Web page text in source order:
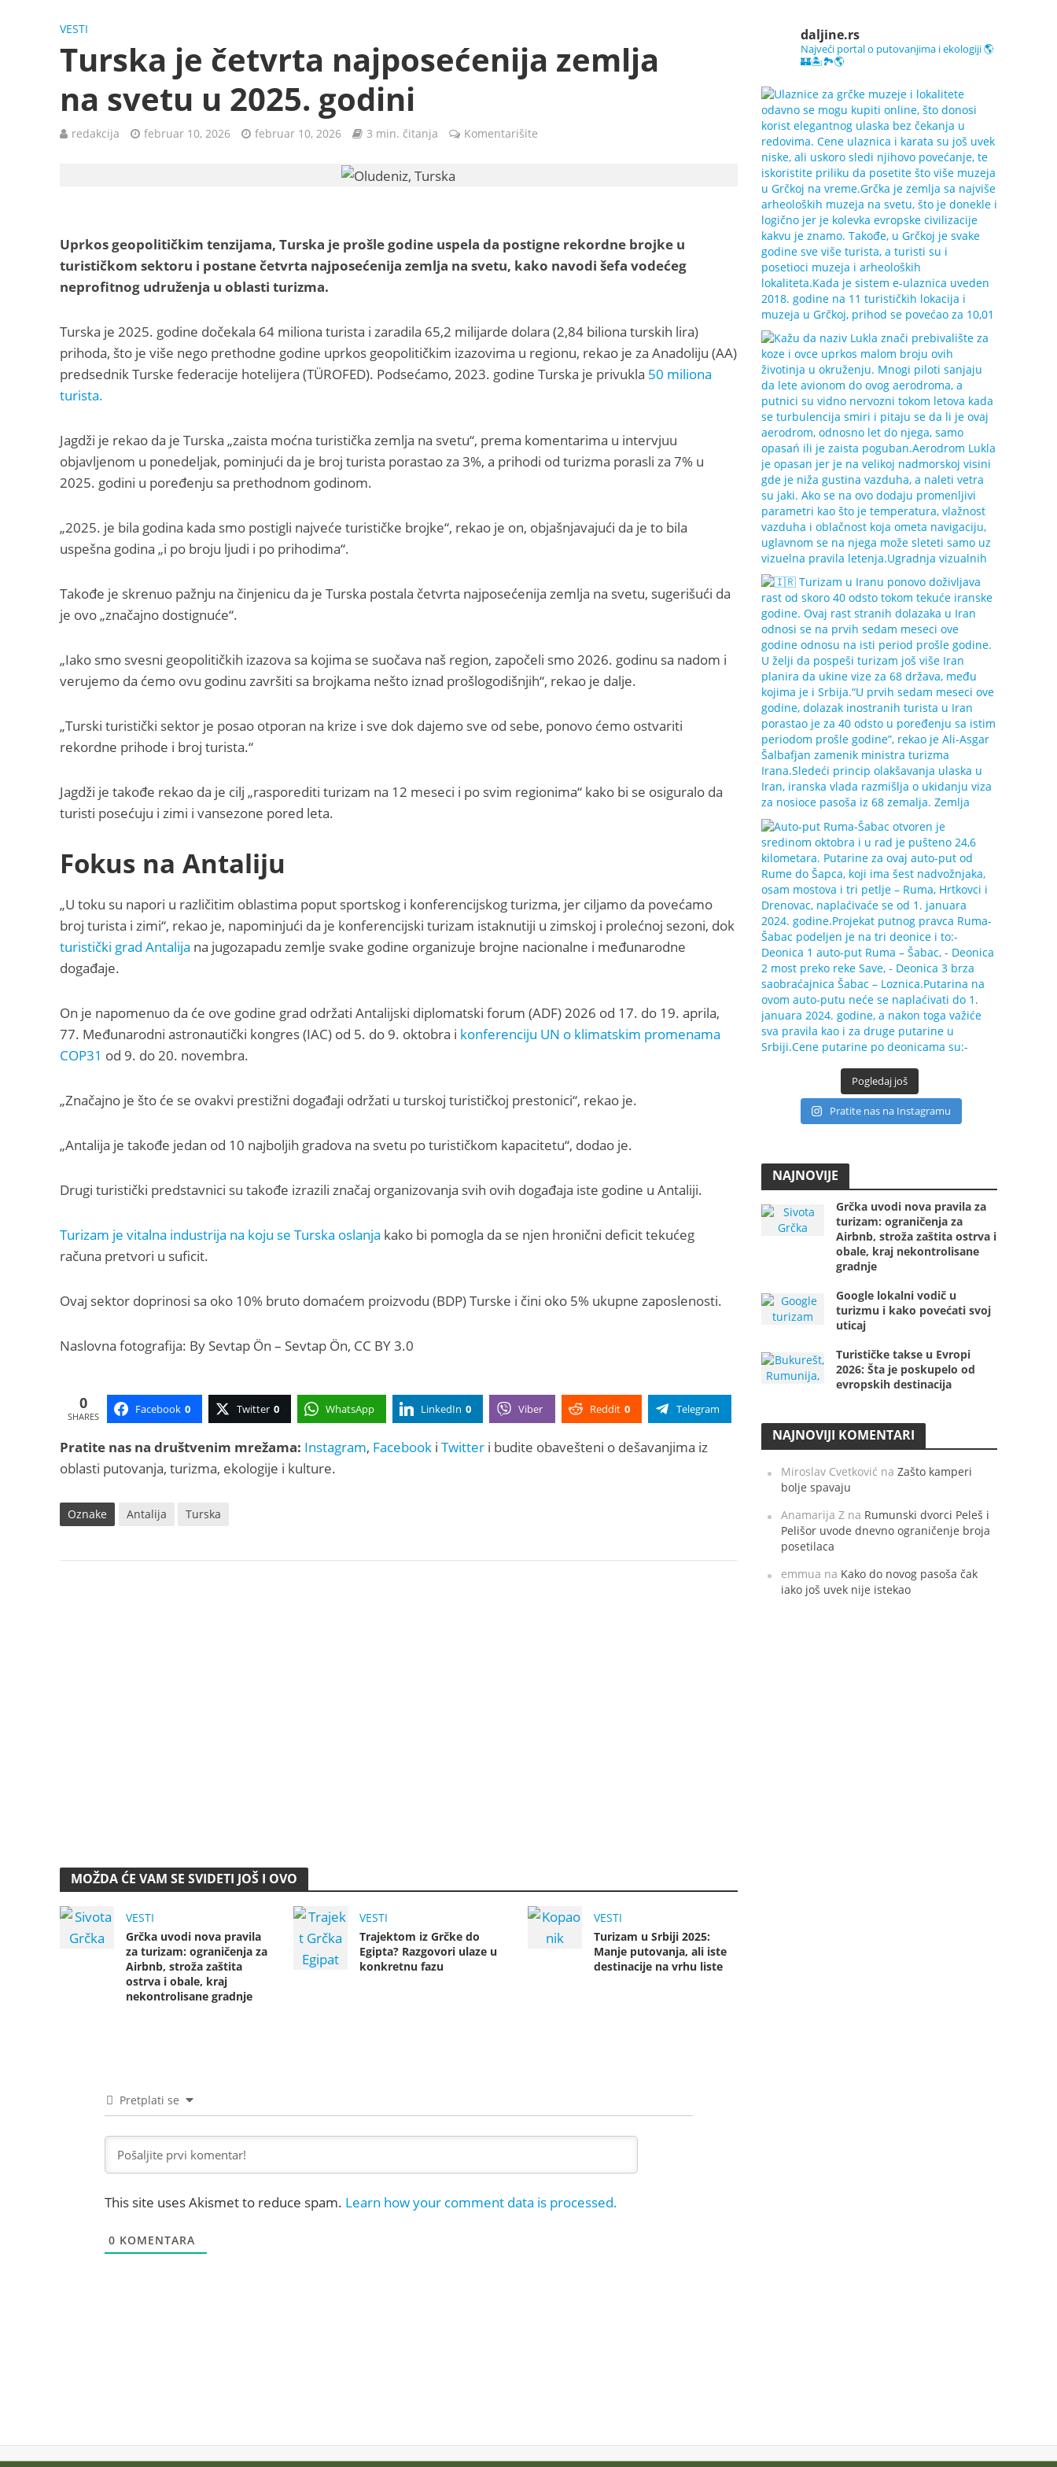
VESTI
Turska je četvrta najposećenija zemlja
na svetu u 2025. godini
redakcija februar 10, 2026 februar 10, 2026 3 min. čitanja Komentarišite
Uprkos geopolitičkim tenzijama, Turska je prošle godine uspela da postigne rekordne brojke u
turističkom sektoru i postane četvrta najposećenija zemlja na svetu, kako navodi šefa vodećeg
neprofitnog udruženja u oblasti turizma.
Turska je 2025. godine dočekala 64 miliona turista i zaradila 65,2 milijarde dolara (2,84 biliona turskih lira)
prihoda, što je više nego prethodne godine uprkos geopolitičkim izazovima u regionu, rekao je za Anadoliju (AA)
predsednik Turske federacije hotelijera (TÜROFED). Podsećamo, 2023. godine Turska je privukla 50 miliona
turista.
Jagdži je rekao da je Turska „zaista moćna turistička zemlja na svetu“, prema komentarima u intervjuu
objavljenom u ponedeljak, pominjući da je broj turista porastao za 3%, a prihodi od turizma porasli za 7% u
2025. godini u poređenju sa prethodnom godinom.
„2025. je bila godina kada smo postigli najveće turističke brojke“, rekao je on, objašnjavajući da je to bila
uspešna godina „i po broju ljudi i po prihodima“.
Takođe je skrenuo pažnju na činjenicu da je Turska postala četvrta najposećenija zemlja na svetu, sugerišući da
je ovo „značajno dostignuće“.
„Iako smo svesni geopolitičkih izazova sa kojima se suočava naš region, započeli smo 2026. godinu sa nadom i
verujemo da ćemo ovu godinu završiti sa brojkama nešto iznad prošlogodišnjih“, rekao je dalje.
„Turski turistički sektor je posao otporan na krize i sve dok dajemo sve od sebe, ponovo ćemo ostvariti
rekordne prihode i broj turista.“
Jagdži je takođe rekao da je cilj „rasporediti turizam na 12 meseci i po svim regionima“ kako bi se osiguralo da
turisti posećuju i zimi i vansezone pored leta.
Fokus na Antaliju
„U toku su napori u različitim oblastima poput sportskog i konferencijskog turizma, jer ciljamo da povećamo
broj turista i zimi“, rekao je, napominjući da je konferencijski turizam istaknutiji u zimskoj i prolećnoj sezoni, dok
turistički grad Antalija na jugozapadu zemlje svake godine organizuje brojne nacionalne i međunarodne
događaje.
On je napomenuo da će ove godine grad održati Antalijski diplomatski forum (ADF) 2026 od 17. do 19. aprila,
77. Međunarodni astronautički kongres (IAC) od 5. do 9. oktobra i konferenciju UN o klimatskim promenama
COP31 od 9. do 20. novembra.
„Značajno je što će se ovakvi prestižni događaji održati u turskoj turističkoj prestonici“, rekao je.
„Antalija je takođe jedan od 10 najboljih gradova na svetu po turističkom kapacitetu“, dodao je.
Drugi turistički predstavnici su takođe izrazili značaj organizovanja svih ovih događaja iste godine u Antaliji.
Turizam je vitalna industrija na koju se Turska oslanja kako bi pomogla da se njen hronični deficit tekućeg
računa pretvori u suficit.
Ovaj sektor doprinosi sa oko 10% bruto domaćem proizvodu (BDP) Turske i čini oko 5% ukupne zaposlenosti.
Naslovna fotografija: By Sevtap Ön – Sevtap Ön, CC BY 3.0
0
SHARES
Facebook 0 Twitter 0 WhatsApp LinkedIn 0 Viber Reddit 0 Telegram
Pratite nas na društvenim mrežama: Instagram, Facebooki Twitteri budite obavešteni o dešavanjima iz
oblasti putovanja, turizma, ekologije i kulture.
Oznake Antalija Turska
MOŽDA ĆE VAM SE SVIDETI JOŠ I OVO
VESTI
Grčka uvodi nova pravila
za turizam: ograničenja za
Airbnb, stroža zaštita
ostrva i obale, kraj
nekontrolisane gradnje
VESTI
Trajektom iz Grčke do
Egipta? Razgovori ulaze u
konkretnu fazu
VESTI
Turizam u Srbiji 2025:
Manje putovanja, ali iste
destinacije na vrhu liste
Pretplati se
This site uses Akismet to reduce spam. Learn how your comment data is processed.
0 KOMENTARA
daljine.rs
Najveći portal o putovanjima i ekologiji 🌎
🏰🏝️🏞️🌎
Pogledaj još
Pratite nas na Instagramu
NAJNOVIJE
Grčka uvodi nova pravila za
turizam: ograničenja za
Airbnb, stroža zaštita ostrva i
obale, kraj nekontrolisane
gradnje
Google lokalni vodič u
turizmu i kako povećati svoj
uticaj
Turističke takse u Evropi
2026: Šta je poskupelo od
evropskih destinacija
NAJNOVIJI KOMENTARI
Miroslav Cvetković naZašto kamperi
bolje spavaju
Anamarija Z na Rumunski dvorci Peleš i
Pelišor uvode dnevno ograničenje broja
posetilaca
emmua na Kako do novog pasoša čak
iako još uvek nije istekao